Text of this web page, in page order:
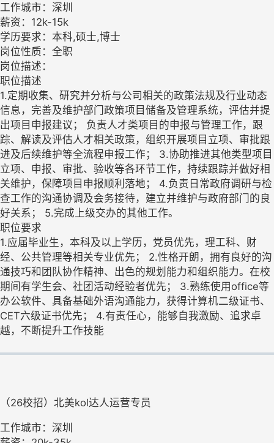
工作城市：深圳
薪资：12k-15k
学历要求：本科,硕士,博士
岗位性质：全职
岗位描述：
职位描述
1.定期收集、研究并分析与公司相关的政策法规及行业动态
信息，完善及维护部门政策项目储备及管理系统，评估并提
出项目申报建议； 负责人才类项目的申报与管理工作，跟
踪、解读及评估人才相关政策，组织开展项目立项、审批跟
进及后续维护等全流程申报工作； 3.协助推进其他类型项目
立项、申报、审批、验收等各环节工作，持续跟踪并做好相
关维护，保障项目申报顺利落地； 4.负责日常政府调研与检
查工作的沟通协调及会务接待，建立并维护与政府部门的良
好关系； 5.完成上级交办的其他工作。
职位要求
1.应届毕业生，本科及以上学历，党员优先，理工科、财
经、公共管理等相关专业优先； 2.性格开朗，拥有良好的沟
通技巧和团队协作精神、出色的规划能力和组织能力。在校
期间有学生会、社团活动经验者优先； 3.熟练使用office等
办公软件、具备基础外语沟通能力，获得计算机二级证书、
CET六级证书优先； 4.有责任心，能够自我激励、追求卓
越，不断提升工作技能
（26校招）北美kol达人运营专员
工作城市：深圳